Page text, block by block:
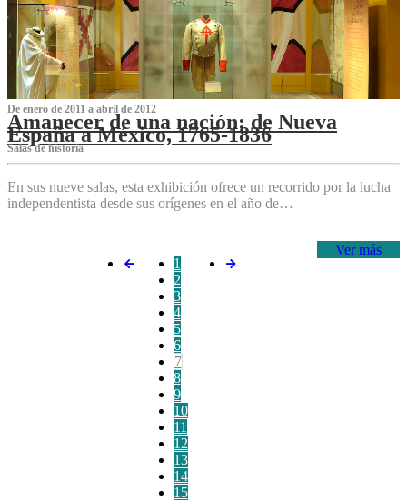
De enero de 2011 a abril de 2012
Amanecer de una nación: de Nueva
España a México, 1765-1836
Salas de historia
En sus nueve salas, esta exhibición ofrece un recorrido por la lucha
independentista desde sus orígenes en el año de…
Ver más
1
2
3
4
5
6
7
8
9
10
11
12
13
14
15